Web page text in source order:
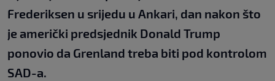
Frederiksen u srijedu u Ankari, dan nakon što
je američki predsjednik Donald Trump
ponovio da Grenland treba biti pod kontrolom
SAD-a.